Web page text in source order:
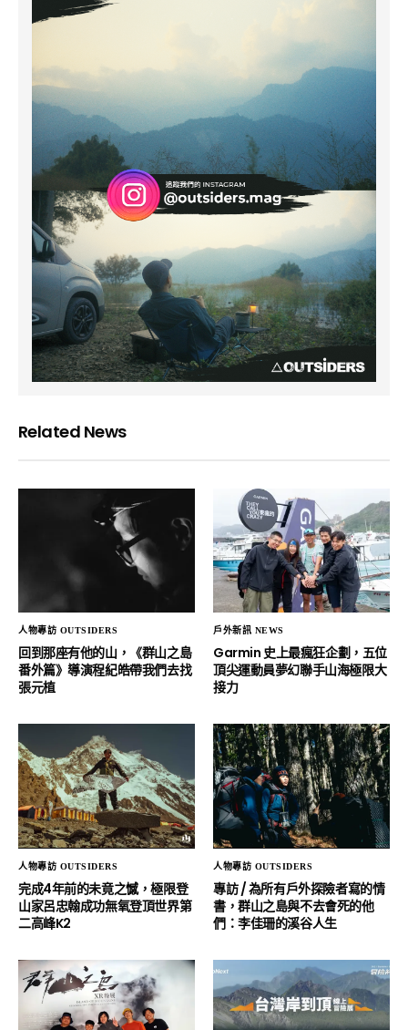
Related News
人物專訪 OUTSIDERS
回到那座有他的山，《群山之島
番外篇》導演程紀皓帶我們去找
張元植
戶外新訊 NEWS
Garmin 史上最瘋狂企劃，五位
頂尖運動員夢幻聯手山海極限大
接力
人物專訪 OUTSIDERS
完成4年前的未竟之憾，極限登
山家呂忠翰成功無氧登頂世界第
二高峰K2
人物專訪 OUTSIDERS
專訪 / 為所有戶外探險者寫的情
書，群山之島與不去會死的他
們：李佳珊的溪谷人生